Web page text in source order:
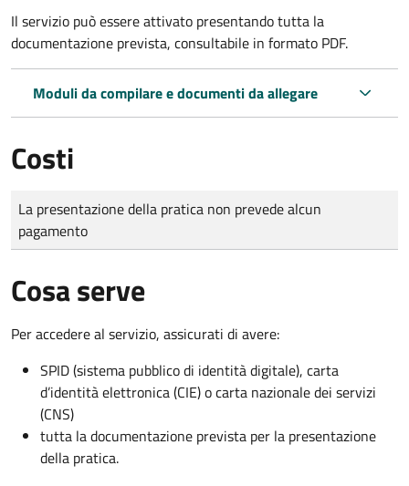
Il servizio può essere attivato presentando tutta la
documentazione prevista, consultabile in formato PDF.
Moduli da compilare e documenti da allegare
Costi
Tipo di pagamento
Importo
La presentazione della pratica non prevede alcun
pagamento
Cosa serve
Per accedere al servizio, assicurati di avere:
SPID (sistema pubblico di identità digitale), carta
d’identità elettronica (CIE) o carta nazionale dei servizi
(CNS)
tutta la documentazione prevista per la presentazione
della pratica.